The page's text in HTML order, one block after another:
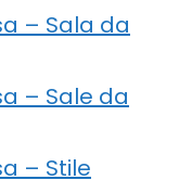
– Sala da
– Sale da
– Stile